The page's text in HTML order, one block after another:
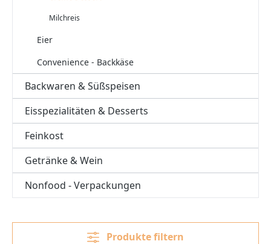
Milchreis
Eier
Convenience - Backkäse
Backwaren & Süßspeisen
Eisspezialitäten & Desserts
Feinkost
Getränke & Wein
Nonfood - Verpackungen
Produkte filtern